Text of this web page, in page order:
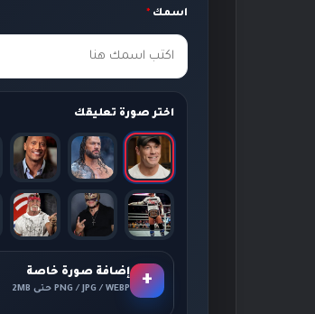
اسمك *
اختر صورة تعليقك
+ إضافة صورة خاصة
PNG / JPG / WEBP حتى 2MB